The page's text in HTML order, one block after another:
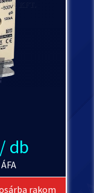
db
rakom